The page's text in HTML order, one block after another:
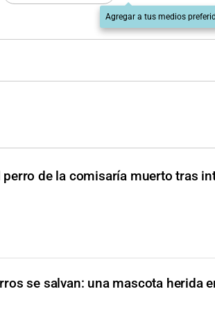
Agregar a tus medios
perro de la comisaría muerto tras
se salvan: una mascota herida